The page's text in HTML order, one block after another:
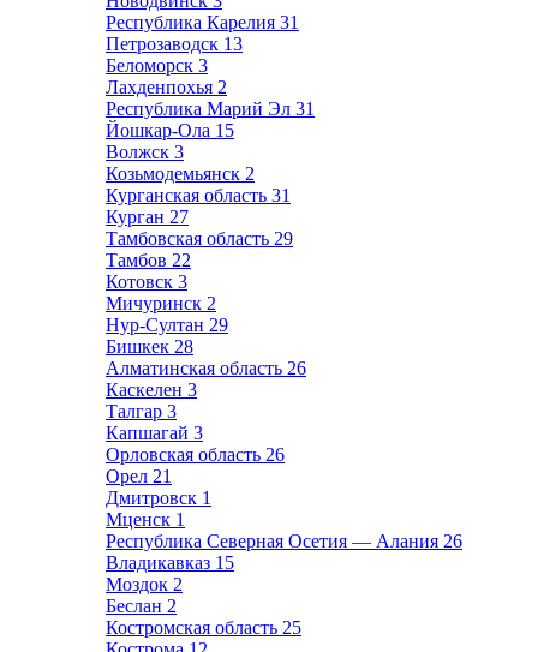
Республика Карелия 31
Петрозаводск 13
Беломорск 3
Лахденпохья 2
Республика Марий Эл 31
Йошкар-Ола 15
Волжск 3
Козьмодемьянск 2
Курганская область 31
Курган 27
Тамбовская область 29
Тамбов 22
Котовск 3
Мичуринск 2
Нур-Султан 29
Бишкек 28
Алматинская область 26
Каскелен 3
Талгар 3
Капшагай 3
Орловская область 26
Орел 21
Дмитровск 1
Мценск 1
Республика Северная Осетия — Алания 26
Владикавказ 15
Моздок 2
Беслан 2
Костромская область 25